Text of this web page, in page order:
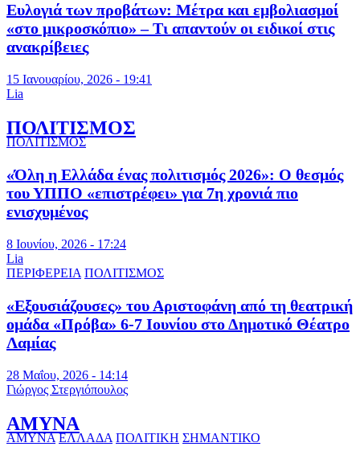
Ευλογιά των προβάτων: Μέτρα και εμβολιασμοί
«στο μικροσκόπιο» – Τι απαντούν οι ειδικοί στις
ανακρίβειες
15 Ιανουαρίου, 2026 - 19:41
Lia
ΠΟΛΙΤΙΣΜΟΣ
ΠΟΛΙΤΙΣΜΟΣ
«Όλη η Ελλάδα ένας πολιτισμός 2026»: Ο θεσμός
του ΥΠΠΟ «επιστρέφει» για 7η χρονιά πιο
ενισχυμένος
8 Ιουνίου, 2026 - 17:24
Lia
ΠΕΡΙΦΕΡΕΙΑ ΠΟΛΙΤΙΣΜΟΣ
«Εξουσιάζουσες» του Αριστοφάνη από τη θεατρική
ομάδα «Πρόβα» 6-7 Ιουνίου στο Δημοτικό Θέατρο
Λαμίας
28 Μαΐου, 2026 - 14:14
Γιώργος Στεργιόπουλος
ΑΜΥΝΑ
ΑΜΥΝΑ ΕΛΛΑΔΑ ΠΟΛΙΤΙΚΗ ΣΗΜΑΝΤΙΚΟ